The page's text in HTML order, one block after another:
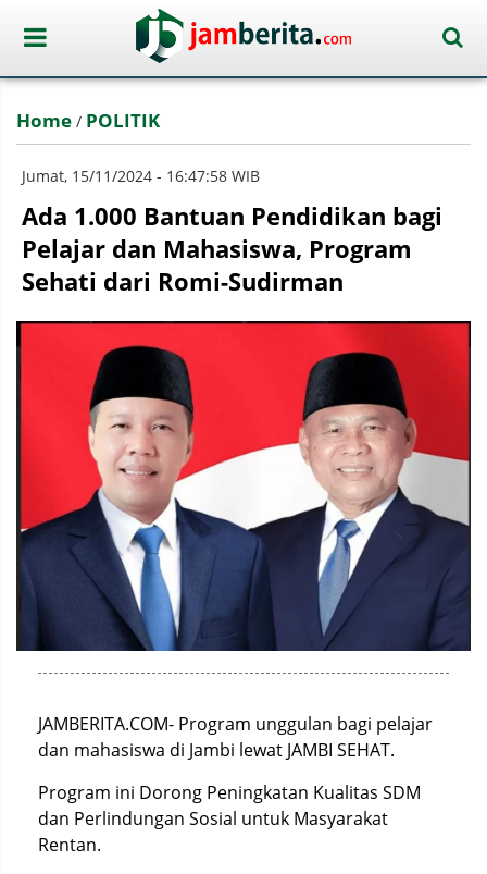
Home / POLITIK
Jumat, 15/11/2024 - 16:47:58 WIB
Ada 1.000 Bantuan Pendidikan bagi
Pelajar dan Mahasiswa, Program
Sehati dari Romi-Sudirman
JAMBERITA.COM- Program unggulan bagi pelajar
dan mahasiswa di Jambi lewat JAMBI SEHAT.
Program ini Dorong Peningkatan Kualitas SDM
dan Perlindungan Sosial untuk Masyarakat
Rentan.